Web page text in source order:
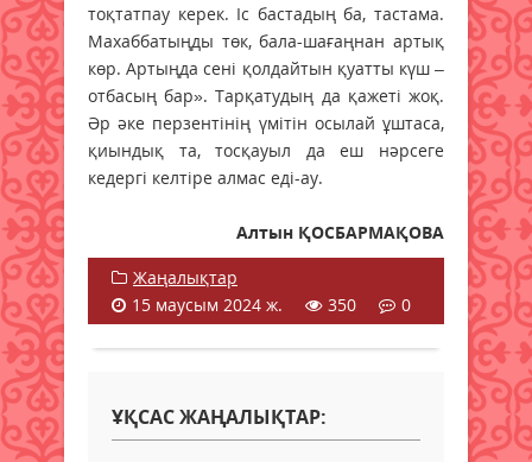
тоқтатпау керек. Іс бастадың ба, тастама.
Махаббатыңды төк, бала-шағаңнан артық
көр. Артыңда сені қолдайтын қуатты күш –
отбасың бар». Тарқатудың да қажеті жоқ.
Әр әке перзентінің үмітін осылай ұштаса,
қиындық та, тосқауыл да еш нәрсеге
кедергі келтіре алмас еді-ау.
Алтын ҚОСБАРМАҚОВА
Жаңалықтар
15 маусым 2024 ж.
350 0
ҰҚСАС ЖАҢАЛЫҚТАР: